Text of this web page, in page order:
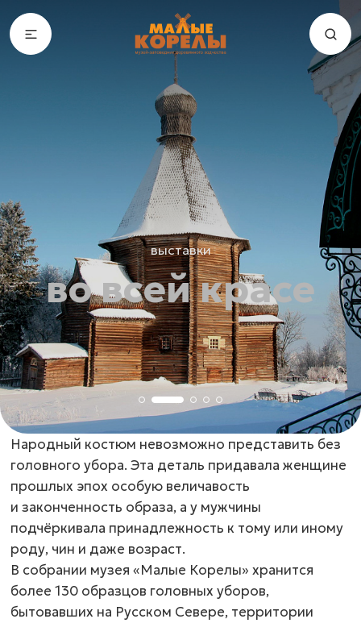
выставки
во всей красе
Народный костюм невозможно представить без
головного убора. Эта деталь придавала женщине
прошлых эпох особую величавость
и законченность образа, а у мужчины
подчёркивала принадлежность к тому или иному
роду, чин и даже возраст.
В собрании музея «Малые Корелы» хранится
более 130 образцов головных уборов,
бытовавших на Русском Севере, территории